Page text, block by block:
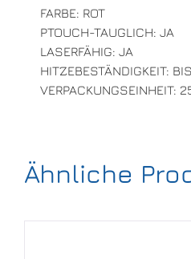
FARBE: ROT
PTOUCH-TAUGLICH: JA
LASERFÄHIG: JA
HITZEBESTÄNDIGKEIT:
VERPACKUNGSEINHEIT:
Ähnliche